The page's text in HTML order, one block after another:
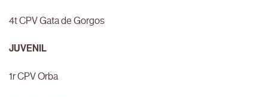
4t CPV Gata de Gorgos
JUVENIL
1r CPV Orba